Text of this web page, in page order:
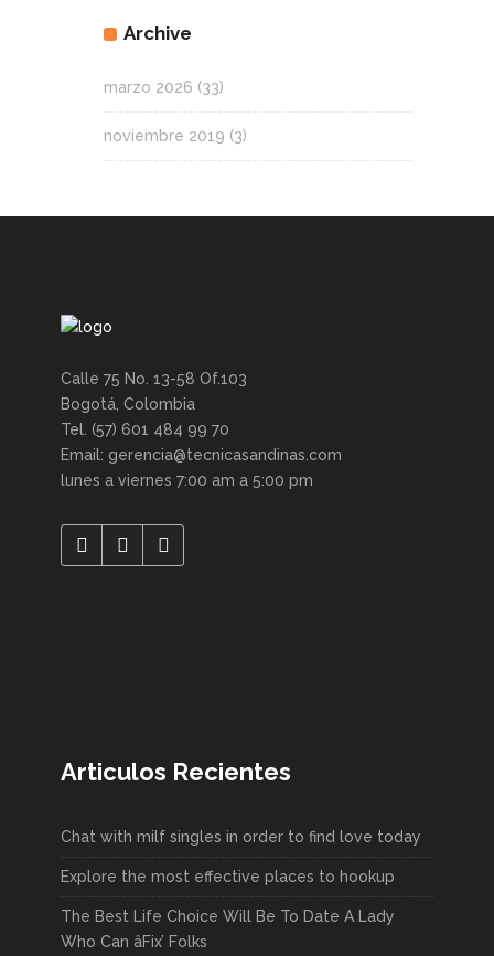
Archive
marzo 2026 (33)
noviembre 2019 (3)
Calle 75 No. 13-58 Of.103
Bogotá, Colombia
Tel. (57) 601 484 99 70
Email: gerencia@tecnicasandinas.com
lunes a viernes 7:00 am a 5:00 pm
Articulos Recientes
Chat with milf singles in order to find love today
Explore the most effective places to hookup
The Best Life Choice Will Be To Date A Lady
Who Can âFix’ Folks